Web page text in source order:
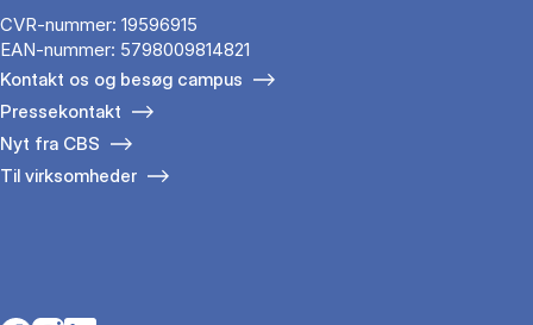
CVR-nummer: 19596915
EAN-nummer: 5798009814821
Kontakt os og besøg campus
Pressekontakt
Nyt fra CBS
Til virksomheder